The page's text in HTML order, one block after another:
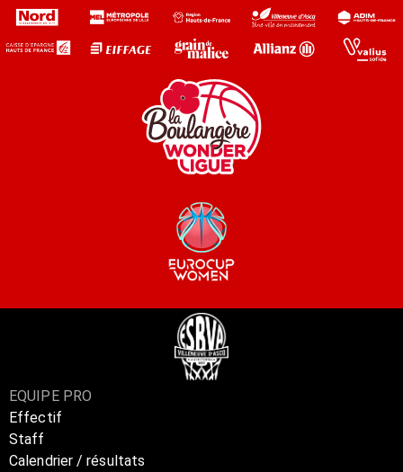
EQUIPE PRO
Effectif
Staff
Calendrier / résultats